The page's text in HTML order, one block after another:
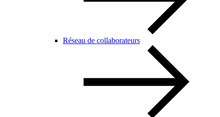
Réseau de collaborateurs